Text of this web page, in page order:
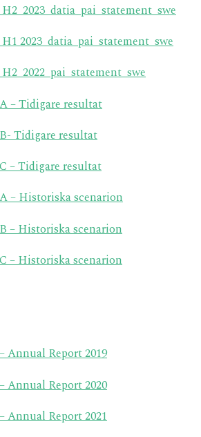
2023_datia_pai_statement_swe
– Tidigare resultat
Tidigare resultat
– Tidigare resultat
– Historiska scenarion
– Historiska scenarion
– Historiska scenarion
Annual Report 2019
Annual Report 2020
Annual Report 2021